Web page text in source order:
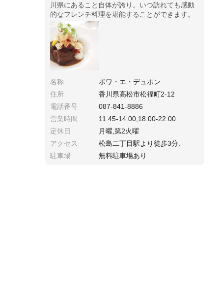
川県にあること自体が誇り。いつ訪れても感動
的なフレンチ料理を堪能することができます。
名称
ボワ・エ・デュポン
住所
香川県高松市松福町2-12
電話番号
087-841-8886
営業時間
11:45-14:00,18:00-22:00
定休日
月曜,第2火曜
アクセス
松島二丁目駅より徒歩3分.
駐車場
無料駐車場あり